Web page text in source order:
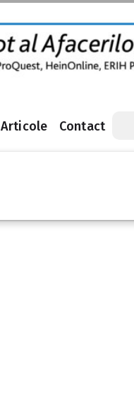
Articole Contact